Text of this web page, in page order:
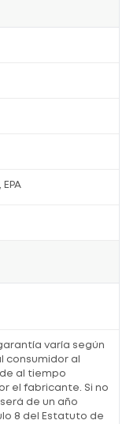
EPA
varía según
consumidor al
al tiempo
el fabricante. Si no
de un año
8 del Estatuto de